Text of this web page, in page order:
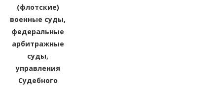
(флотские)
военные суды,
федеральные
арбитражные
суды,
управления
Судебного